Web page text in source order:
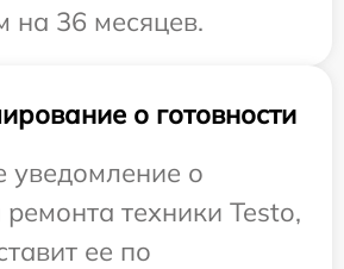
на 36 месяцев.
о готовности
уведомление о
техники Testo,
ее по